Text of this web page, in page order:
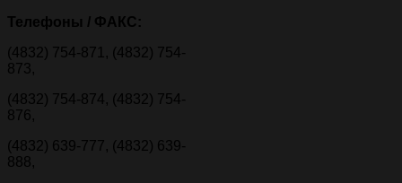
Телефоны / ФАКС:
(4832) 754-871, (4832) 754-
873,
(4832) 754-874, (4832) 754-
876,
(4832) 639-777, (4832) 639-
888,